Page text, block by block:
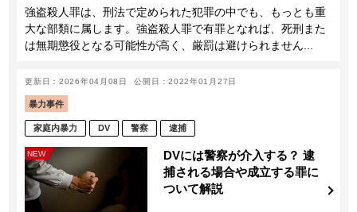
強盗殺人罪は、刑法で定められた犯罪の中でも、もっとも重
大な部類に属します。強盗殺人罪で有罪となれば、死刑また
は無期懲役となる可能性が高く、厳罰は避けられません...
更新日：2026年04月08日 公開日：2022年01月27日
暴力事件
家庭内暴力 DV 警察 逮捕
NEW
DVには警察が介入する？ 逮
捕される場合や成立する罪に
ついて解説